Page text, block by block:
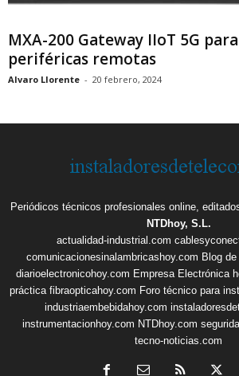
MXA-200 Gateway IIoT 5G
periféricas remotas
Alvaro Llorente - 20 febrero, 2024
Periódicos técnicos profesionales online,
NTDhoy, S.L.
actualidad-industrial.com
comunicacionesinalambricashoy.com Blog
diarioelectronicohoy.com Empresa Electrónica
práctica fibraopticahoy.com Foro técnico para
industriaembebidahoy.com
instrumentacionhoy.com NTDhoy.com
tecno-noticias.com